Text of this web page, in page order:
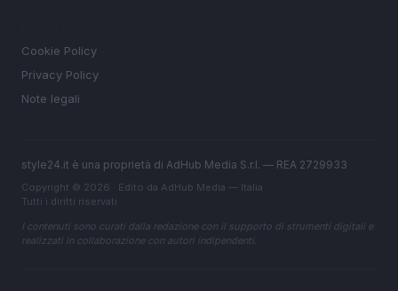
Cookie Policy
Privacy Policy
Note legali
style24.it è una proprietà di AdHub Media S.r.l. — REA 2729933
Copyright © 2026 · Edito da AdHub Media — Italia
Tutti i diritti riservati
I contenuti sono curati dalla redazione con il supporto di strumenti digitali e
realizzati in collaborazione con autori indipendenti.